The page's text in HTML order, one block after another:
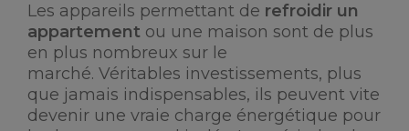
Les appareils permettant de refroidir un
appartement ou une maison sont de plus
en plus nombreux sur le
marché. Véritables investissements, plus
que jamais indispensables, ils peuvent vite
devenir une vraie charge énergétique pour